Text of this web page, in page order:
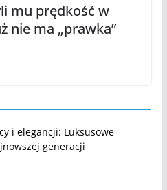
mu prędkość w
nie ma „prawka”
i elegancji: Luksusowe
generacji